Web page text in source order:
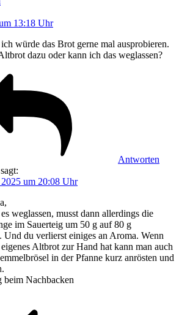
13:18 Uhr
würde das Brot gerne mal ausprobieren.
dazu oder kann ich das weglassen?
Antworten
sagt:
2025 um 20:08 Uhr
weglassen, musst dann allerdings die
im Sauerteig um 50 g auf 80 g
Und du verlierst einiges an Aroma. Wenn
Altbrot zur Hand hat kann man auch
in der Pfanne kurz anrösten und
Nachbacken